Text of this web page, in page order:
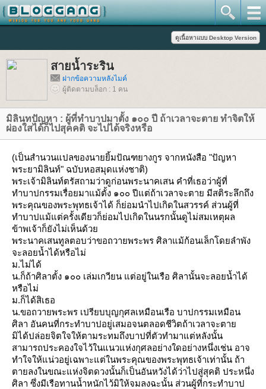
สายน้ำระริน
ฝากข้อความหลังไมค์
ผู้ติดตามบล็อก : 1 คน
มิลินทปัญหา : ผู้ที่ทำบาปมาตั้ง ๑๐๐ ปี ถ้าเวลาจะตาย ทำจิตให้
ผ่องใสได้ก็ไปสุคคติ จะไปได้จริงหรือ
(เป็นสำนวนแปลของนายยิ้มปัณฑยางกูร จากหนังสือ "ปัญหา
พระยามิลินท์" ฉบับหอสมุดแห่งชาติ)
พระเจ้ามิลินท์ตรัสถามว่าดูก่อนพระนาคเสน คำที่เธอว่าผู้ที่
ทำบาปกรรมเรื่อยมาแม้ตั้ง ๑๐๐ ปีแต่ถ้าเวลาจะตาย มีสติระลึกถึง
พระคุณของพระพุทธเจ้าได้ ก็ย่อมนำไปเกิดในสวรรค์ ส่วนผู้ที่
ทำบาปแม้แต่ครั้งเดียวก็ย่อมไปเกิดในนรกนั้นดูไม่สมเหตุผล
ข้าพเจ้าก็ยังไม่เห็นด้ว
พระนาคเสนทูลตอบว่าขอถวายพระพร ศิลาแม้ก้อนเล็กโดยลำพัง
จะลอยน้ำได้หรือไม่
ม.ไม่ได้
น.ก็ถ้าศิลาตั้ง ๑๐๐ เล่มเกวียน แต่อยู่ในเรือ ศิลานั้นจะลอยน้ำได้
หรือไม่
ม.ก็ได้สิเธอ
น.ขอถวายพระพร เปรียบบุญกุศลเหมือนเรือ บาปกรรมเหมือน
ศิลา อันคนที่กระทำบาปอยู่เสมอจนตลอดชีวิตถ้าเวลาจะตา
มิได้ปล่อยจิตใจให้ตามระทมถึงบาปที่ตัวทำมาแต่หลังนั้น
สามารถประคองใจไว้ในแนวแห่งกุศลอย่างใดอย่างหนึ่งเช่น อาจ
ทำใจให้แน่วอยู่เฉพาะแต่ในพระคุณของพระพุทธเจ้าเท่านั้น ถ้า
ตายลงในขณะแห่งจิตดวงนั้นก็เป็นอันหวังได้ว่าไปสู่สุคติ ประหนึ่ง
ศิลา ซึ่งมีเรือทานน้ำหนักไว้มิให้จมลงฉะนั้น ส่วนผู้ที่กระทำบาป